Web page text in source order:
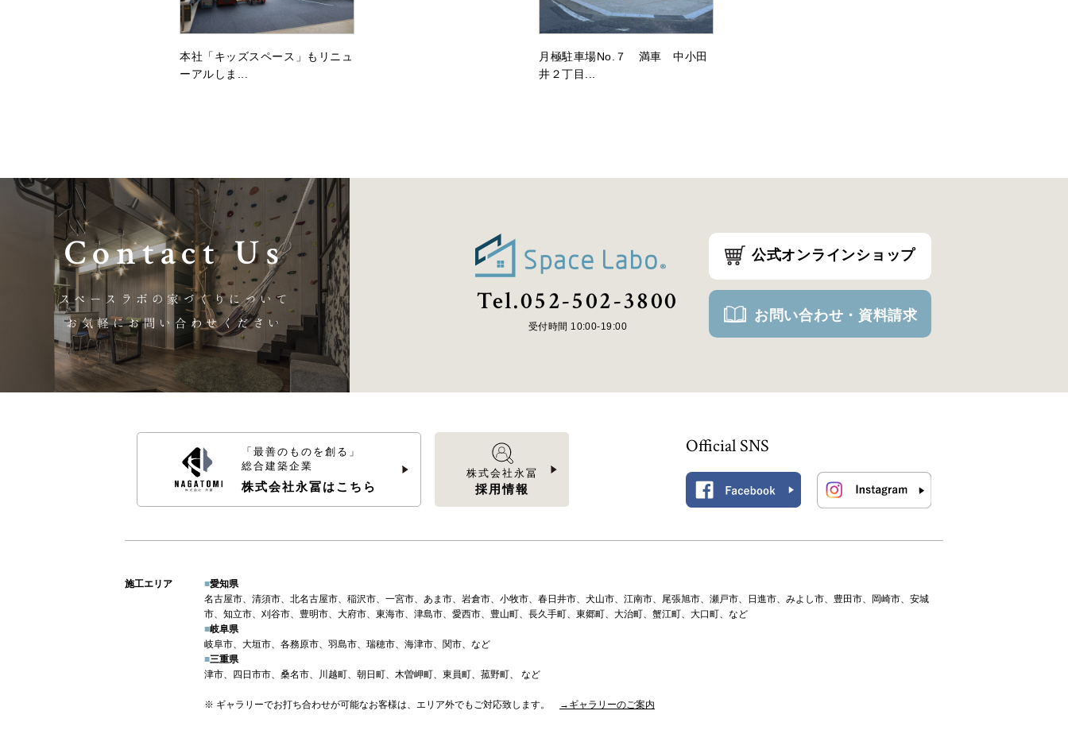
本社「キッズスペース」もリニュ
ーアルしま...
月極駐車場No.７ 満車 中小田
井２丁目...
Contact Us
スペースラボの家づくりについて
お気軽にお問い合わせください
Tel.052-502-3800
受付時間 10:00-19:00
公式オンラインショップ
お問い合わせ・資料請求
「最善のものを創る」
総合建築企業
株式会社永冨はこちら
株式会社永冨
採用情報
Official SNS
施工エリア ■愛知県
名古屋市、清須市、北名古屋市、稲沢市、一宮市、あま市、岩倉市、小牧市、春日井市、犬山市、江南市、尾張旭市、瀬戸市、日進市、みよし市、豊田市、岡崎市、安城
市、知立市、刈谷市、豊明市、大府市、東海市、津島市、愛西市、豊山町、長久手町、東郷町、大治町、蟹江町、大口町、など
■岐阜県
岐阜市、大垣市、各務原市、羽島市、瑞穂市、海津市、関市、など
■三重県
津市、四日市市、桑名市、川越町、朝日町、木曽岬町、東員町、菰野町、 など
※ ギャラリーでお打ち合わせが可能なお客様は、エリア外でもご対応致します。 →ギャラリーのご案内